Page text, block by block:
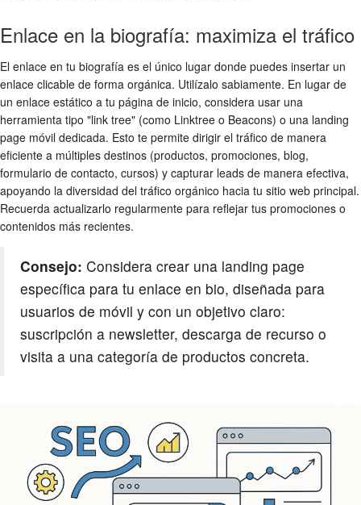
Enlace en la biografía: maximiza el tráfico
El enlace en tu biografía es el único lugar donde puedes insertar un
enlace clicable de forma orgánica. Utilízalo sabiamente. En lugar de
un enlace estático a tu página de inicio, considera usar una
herramienta tipo "link tree" (como Linktree o Beacons) o una landing
page móvil dedicada. Esto te permite dirigir el tráfico de manera
eficiente a múltiples destinos (productos, promociones, blog,
formulario de contacto, cursos) y capturar leads de manera efectiva,
apoyando la diversidad del tráfico orgánico hacia tu sitio web principal.
Recuerda actualizarlo regularmente para reflejar tus promociones o
contenidos más recientes.
Consejo: Considera crear una landing page
específica para tu enlace en bio, diseñada para
usuarios de móvil y con un objetivo claro:
suscripción a newsletter, descarga de recurso o
visita a una categoría de productos concreta.